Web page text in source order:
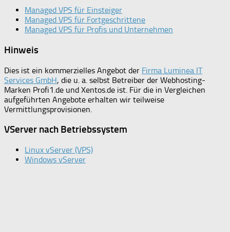
Managed VPS für Einsteiger
Managed VPS für Fortgeschrittene
Managed VPS für Profis und Unternehmen
Hinweis
Dies ist ein kommerzielles Angebot der Firma Luminea IT
Services GmbH, die u. a. selbst Betreiber der Webhosting-
Marken Profi1.de und Xentos.de ist. Für die in Vergleichen
aufgeführten Angebote erhalten wir teilweise
Vermittlungsprovisionen.
VServer nach Betriebssystem
Linux vServer (VPS)
Windows vServer